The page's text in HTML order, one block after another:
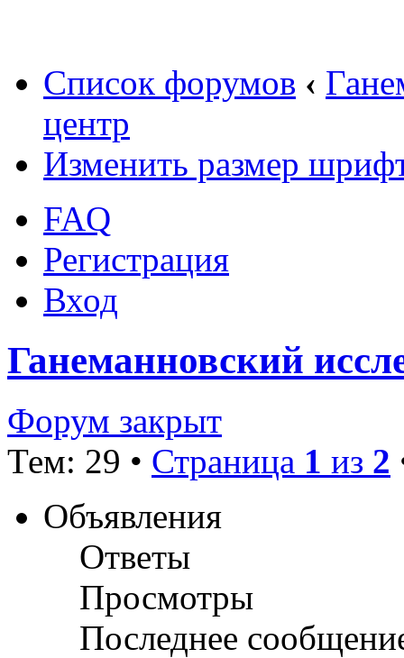
Список форумов ‹
центр
Изменить размер
FAQ
Регистрация
Вход
Ганеманновский
Форум закрыт
Тем: 29 • Страница 1 из 2
Объявления
Ответы
Просмотры
Последнее